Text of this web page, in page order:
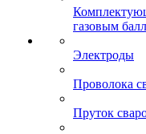
газовым
Электроды
Проволока
Пруток